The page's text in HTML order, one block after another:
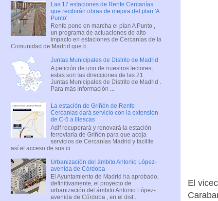
El
Las 17 estaciones de Renfe Cercanías
que recibirán obras de mejora del plan 'A
Punto'
Renfe pone en marcha el plan A Punto ,
un programa de actuaciones de alto
impacto en estaciones de Cercanías de la
Comunidad de Madrid que b...
Juntas Municipales de Distrito de Madrid
A petición de uno de nuestros lectores,
estas son las direcciones de las 21
Juntas Municipales de Distrito de Madrid .
Para más información ...
La estación de Griñón de Renfe
Cercanías dará servicio con la extensión
de C-5 a Illescas
Adif recuperará y renovará la estación
ferroviaria de Griñón para que acoja
servicios de Cercanías Madrid y facilite
así el acceso de sus ci...
Urbanización del ámbito Antonio López-
avenida de Córdoba
El Ayuntamiento de Madrid ha aprobado,
definitivamente, el proyecto de
urbanización del ámbito Antonio López-
avenida de Córdoba , en el dist...